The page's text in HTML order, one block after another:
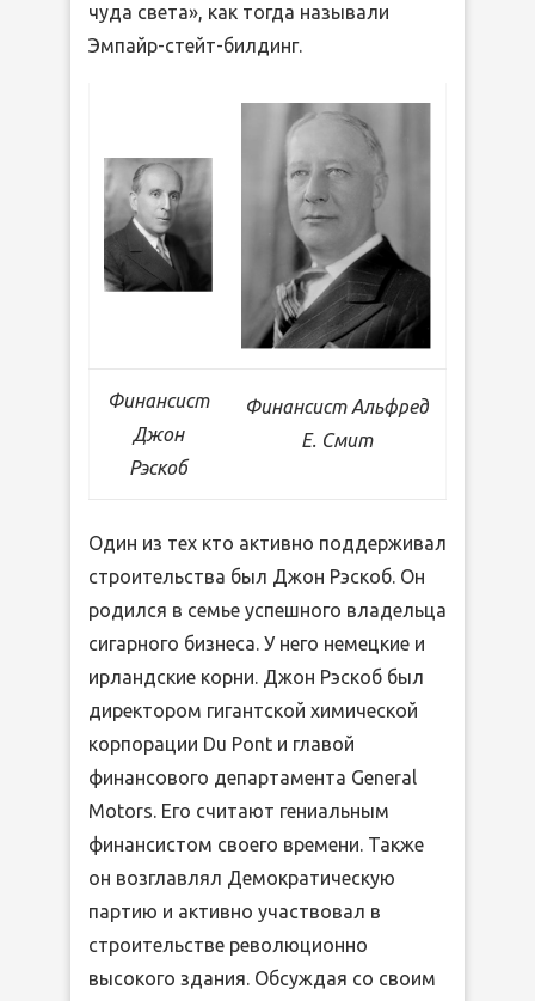
чуда света», как тогда называли
Эмпайр-стейт-билдинг.
Финансист
Джон
Рэскоб
Финансист Альфред
Е. Смит
Один из тех кто активно поддерживал
строительства был Джон Рэскоб. Он
родился в семье успешного владельца
сигарного бизнеса. У него немецкие и
ирландские корни. Джон Рэскоб был
директором гигантской химической
корпорации Du Pont и главой
финансового департамента General
Motors. Его считают гениальным
финансистом своего времени. Также
он возглавлял Демократическую
партию и активно участвовал в
строительстве революционно
высокого здания. Обсуждая со своим